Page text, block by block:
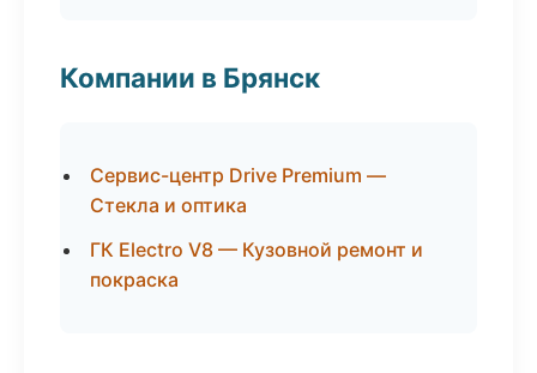
Компании в Брянск
Сервис-центр Drive Premium —
Стекла и оптика
ГК Electro V8 — Кузовной ремонт и
покраска